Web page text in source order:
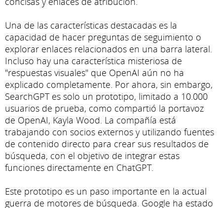
Una de las características destacadas es la
capacidad de hacer preguntas de seguimiento o
explorar enlaces relacionados en una barra lateral.
Incluso hay una característica misteriosa de
"respuestas visuales" que OpenAI aún no ha
explicado completamente. Por ahora, sin embargo,
SearchGPT es solo un prototipo, limitado a 10.000
usuarios de prueba, como compartió la portavoz
de OpenAI, Kayla Wood. La compañía está
trabajando con socios externos y utilizando fuentes
de contenido directo para crear sus resultados de
búsqueda, con el objetivo de integrar estas
funciones directamente en ChatGPT.
Este prototipo es un paso importante en la actual
guerra de motores de búsqueda. Google ha estado